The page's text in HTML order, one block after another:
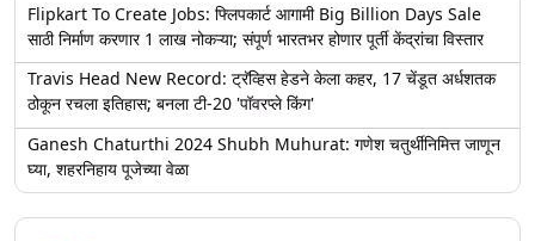
Flipkart To Create Jobs: फ्लिपकार्ट आगामी Big Billion Days Sale
साठी निर्माण करणार 1 लाख नोकऱ्या; संपूर्ण भारतभर होणार पूर्ती केंद्रांचा विस्तार
Travis Head New Record: ट्रॅव्हिस हेडने केला कहर, 17 चेंडूत अर्धशतक
ठोकून रचला इतिहास; बनला टी-20 'पॉवरप्ले किंग'
Ganesh Chaturthi 2024 Shubh Muhurat: गणेश चतुर्थीनिमित्त जाणून
घ्या, शहरनिहाय पूजेच्या वेळा